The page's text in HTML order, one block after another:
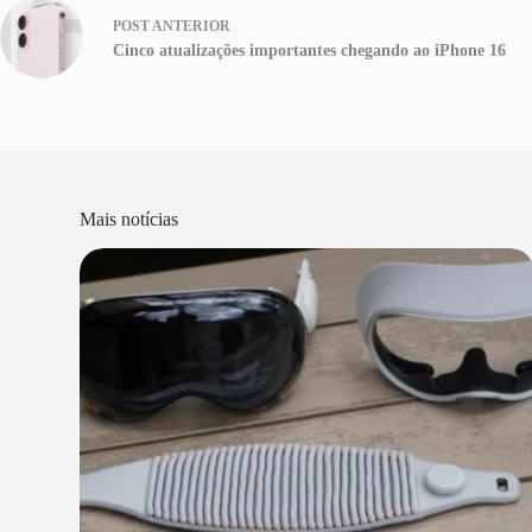
POST ANTERIOR
Cinco atualizações importantes chegando ao iPhone 16
Mais notícias